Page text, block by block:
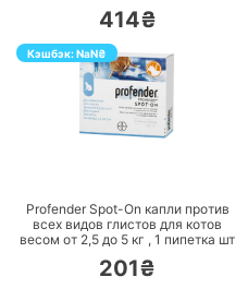
414₴
Кэшбэк:NaN₴
Profender Spot-On капли против
всех видов глистов для котов
весом от 2,5 до 5 кг , 1 пипетка шт
201₴